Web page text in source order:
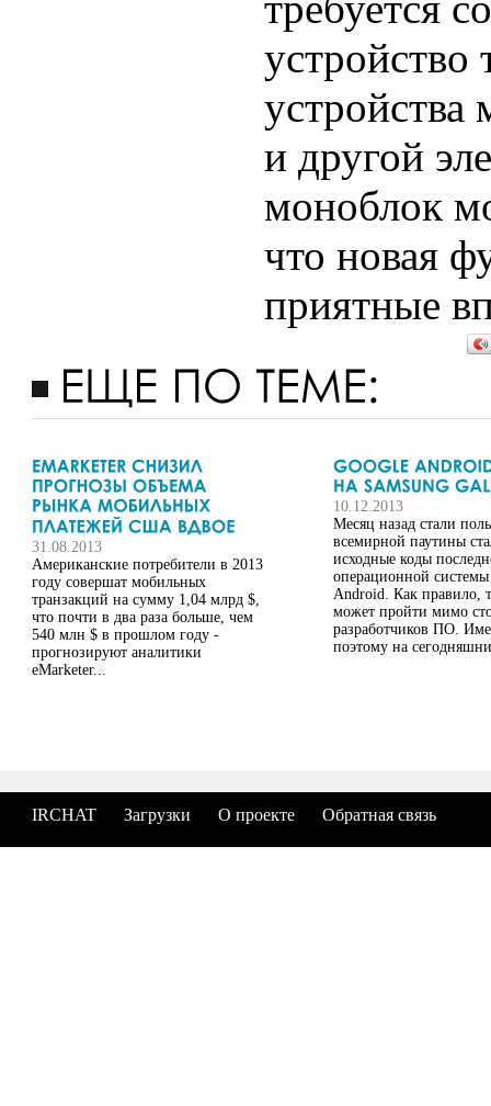
устройство
и другой
моноблок
что новая
приятные
31.08.2013
Американские потребители в 2013
году совершат мобильных
транзакций на сумму 1,04 млрд $,
что почти в два раза больше, чем
540 млн $ в прошлом году -
прогнозируют аналитики
eMarketer...
10.12.2013
Месяц назад стали
всемирной паутины
исходные коды
операционной
Android. Как правило,
может пройти мимо
разработчиков ПО.
поэтому на
IRCHAT Загрузки О проекте Обратная связь